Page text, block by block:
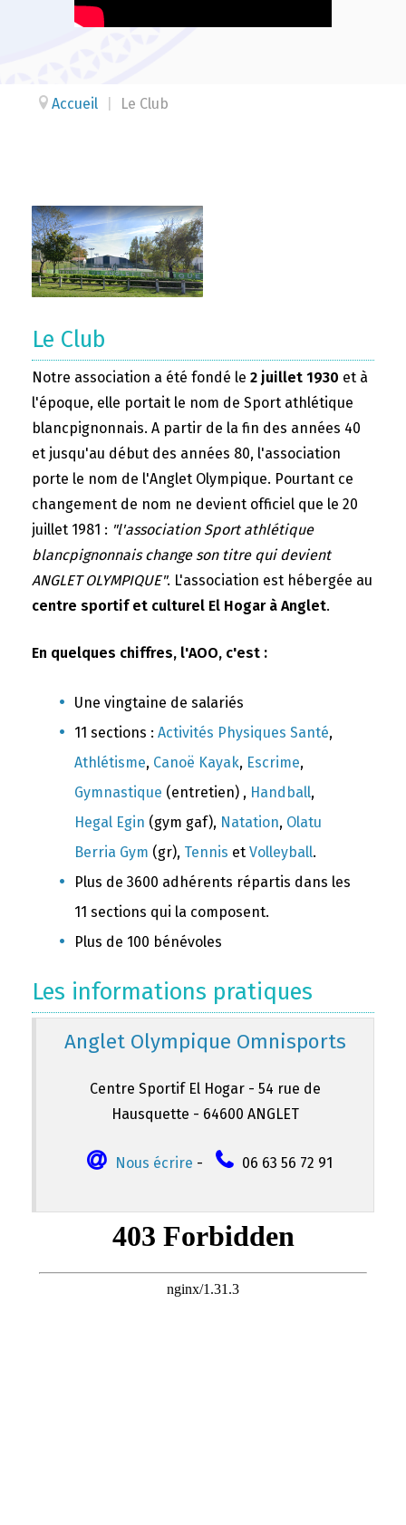
Accueil Le Club
Le Club
Notre association a été fondé le 2 juillet 1930 et à
l'époque, elle portait le nom de Sport athlétique
blancpignonnais. A partir de la fin des années 40
et jusqu'au début des années 80, l'association
porte le nom de l'Anglet Olympique. Pourtant ce
changement de nom ne devient officiel que le 20
juillet 1981 : "l'association Sport athlétique
blancpignonnais change son titre qui devient
ANGLET OLYMPIQUE". L'association est hébergée au
centre sportif et culturel El Hogar à Anglet.
En quelques chiffres, l'AOO, c'est :
Une vingtaine de salariés
11 sections : Activités Physiques Santé,
Athlétisme, Canoë Kayak, Escrime,
Gymnastique (entretien) , Handball,
Hegal Egin (gym gaf), Natation, Olatu
Berria Gym (gr), Tennis et Volleyball.
Plus de 3600 adhérents répartis dans les
11 sections qui la composent.
Plus de 100 bénévoles
Les informations pratiques
Anglet Olympique Omnisports
Centre Sportif El Hogar - 54 rue de
Hausquette - 64600 ANGLET
Nous écrire - 06 63 56 72 91